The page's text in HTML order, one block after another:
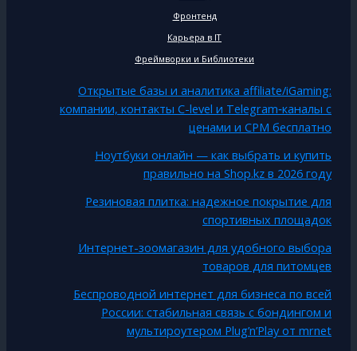
Фронтенд
Карьера в IT
Фреймворки и Библиотеки
Открытые базы и аналитика affiliate/iGaming:
компании, контакты C-level и Telegram‑каналы с
ценами и CPM бесплатно
Ноутбуки онлайн — как выбрать и купить
правильно на Shop.kz в 2026 году
Резиновая плитка: надежное покрытие для
спортивных площадок
Интернет-зоомагазин для удобного выбора
товаров для питомцев
Беспроводной интернет для бизнеса по всей
России: стабильная связь с бондингом и
мультироутером Plug’n’Play от mrnet